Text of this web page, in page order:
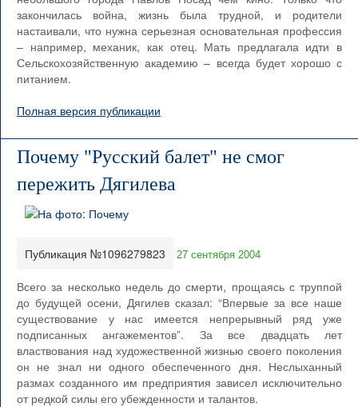
закончилась война, жизнь была трудной, и родители
настаивали, что нужна серьезная основательная профессия
– например, механик, как отец. Мать предлагала идти в
Сельскохозяйственную академию – всегда будет хорошо с
питанием.
Полная версия публикации
Почему "Русский балет" не смог
пережить Дягилева
Публикация №1096279823 27 сентября 2004
Всего за несколько недель до смерти, прощаясь с труппой
до будущей осени, Дягилев сказал: “Впервые за все наше
существование у нас имеется непрерывный ряд уже
подписанных ангажементов”. За все двадцать лет
властвования над художественной жизнью своего поколения
он не знал ни одного обеспеченного дня. Неслыханный
размах созданного им предприятия зависел исключительно
от редкой силы его убежденности и талантов.